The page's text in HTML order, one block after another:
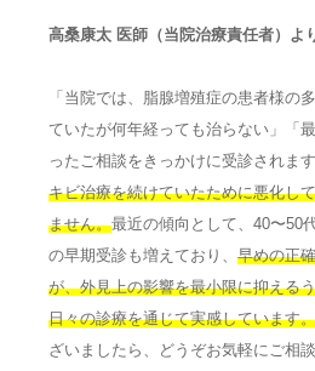
高桑康太 医師（当院治療責任者）よ
「当院では、脂腺増殖症の患者様の
ていたが何年経っても治らない」「
ったご相談をきっかけに受診されま
キビ治療を続けていたために悪化し
ません。最近の傾向として、40〜50
の早期受診も増えており、 早めの正
が、外見上の影響を最小限に抑える
日々の診療を通じて実感しています。
ざいましたら、どうぞお気軽にご相